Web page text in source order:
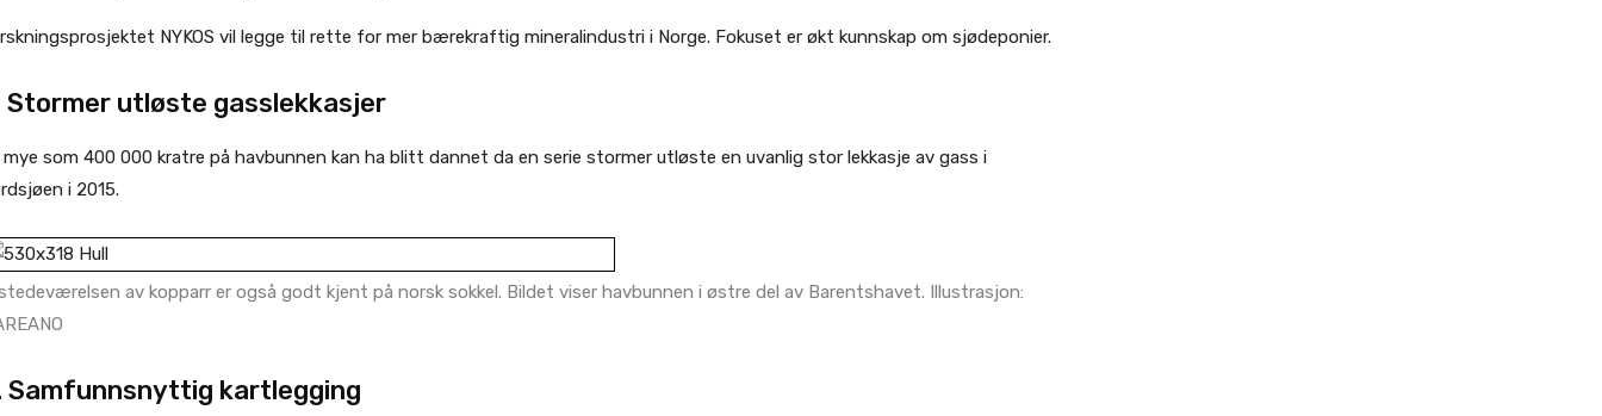
NYKOS vil legge til rette for mer bærekraftig mineralindustri i Norge. Fokuset er økt kunnskap om sjødeponier.
Stormer utløste gasslekkasjer
mye som 400 000 kratre på havbunnen kan ha blitt dannet da en serie stormer utløste en uvanlig stor lekkasje av gass i
i 2015.
av kopparr er også godt kjent på norsk sokkel. Bildet viser havbunnen i østre del av Barentshavet. Illustrasjon:
Samfunnsnyttig kartlegging